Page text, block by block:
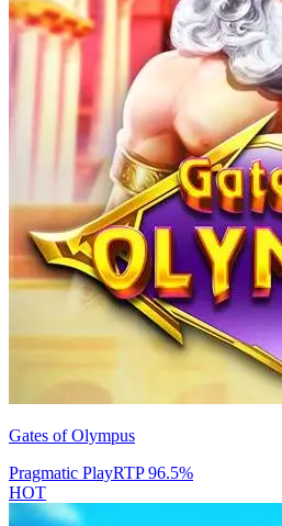
Gates of Olympus
Pragmatic PlayRTP96.5%
HOT